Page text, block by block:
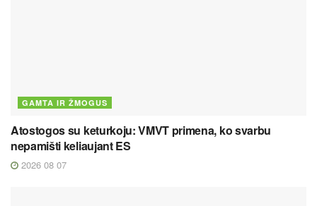
GAMTA IR ŽMOGUS
Atostogos su keturkoju: VMVT primena, ko svarbu
nepamišti keliaujant ES
2026 08 07